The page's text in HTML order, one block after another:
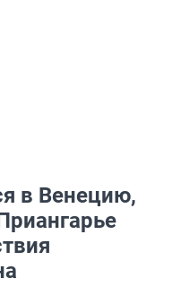
в Венецию,